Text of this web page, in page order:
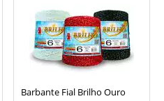
Barbante Fial Brilho Ouro